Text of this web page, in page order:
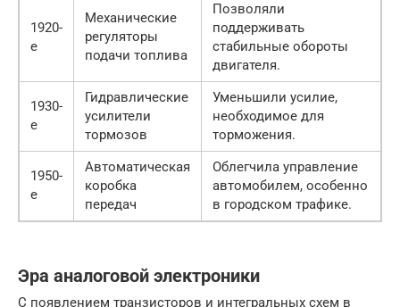
1920-
е
Механические
регуляторы
подачи топлива
Позволяли
поддерживать
стабильные обороты
двигателя.
1930-
е
Гидравлические
усилители
тормозов
Уменьшили усилие,
необходимое для
торможения.
1950-
е
Автоматическая
коробка
передач
Облегчила управление
автомобилем, особенно
в городском трафике.
Эра аналоговой электроники
С появлением транзисторов и интегральных схем в